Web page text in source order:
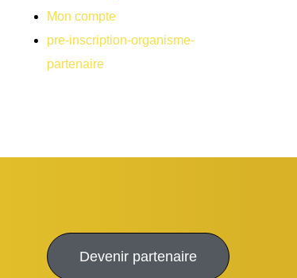
Mon compte
pre-inscription-organisme-
partenaire
Devenir partenaire